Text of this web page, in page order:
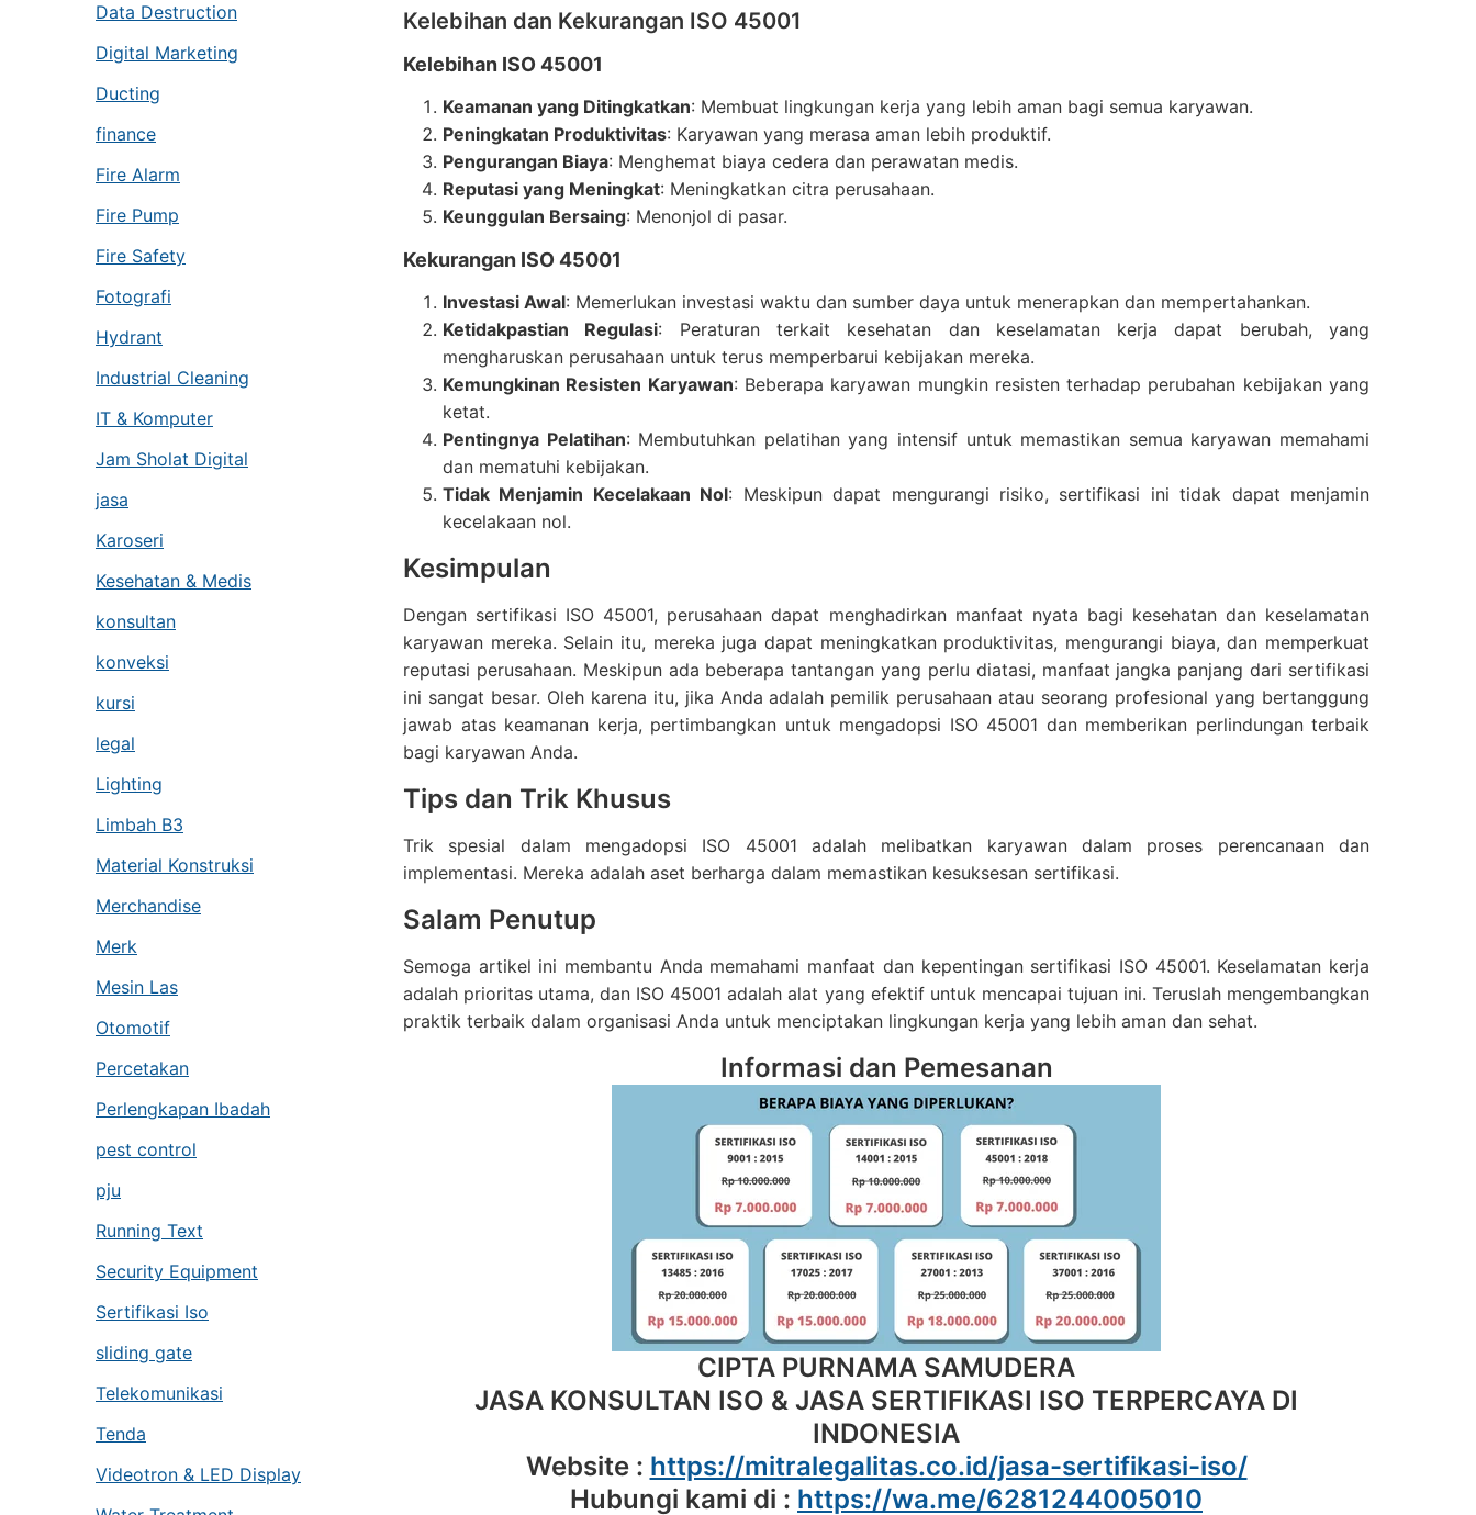
Data Destruction
Digital Marketing
Ducting
finance
Fire Alarm
Fire Pump
Fire Safety
Fotografi
Hydrant
Industrial Cleaning
IT & Komputer
Jam Sholat Digital
jasa
Karoseri
Kesehatan & Medis
konsultan
konveksi
kursi
legal
Lighting
Limbah B3
Material Konstruksi
Merchandise
Merk
Mesin Las
Otomotif
Percetakan
Perlengkapan Ibadah
pest control
pju
Running Text
Security Equipment
Sertifikasi Iso
sliding gate
Telekomunikasi
Tenda
Videotron & LED Display
Kelebihan dan Kekurangan ISO 45001
Kelebihan ISO 45001
Keamanan yang Ditingkatkan: Membuat lingkungan kerja yang lebih aman bagi semua karyawan.
Peningkatan Produktivitas: Karyawan yang merasa aman lebih produktif.
Pengurangan Biaya: Menghemat biaya cedera dan perawatan medis.
Reputasi yang Meningkat: Meningkatkan citra perusahaan.
Keunggulan Bersaing: Menonjol di pasar.
Kekurangan ISO 45001
Investasi Awal: Memerlukan investasi waktu dan sumber daya untuk menerapkan dan mempertahankan.
Ketidakpastian Regulasi: Peraturan terkait kesehatan dan keselamatan kerja dapat berubah, yang
mengharuskan perusahaan untuk terus memperbarui kebijakan mereka.
Kemungkinan Resisten Karyawan: Beberapa karyawan mungkin resisten terhadap perubahan kebijakan yang
ketat.
Pentingnya Pelatihan: Membutuhkan pelatihan yang intensif untuk memastikan semua karyawan memahami
dan mematuhi kebijakan.
Tidak Menjamin Kecelakaan Nol: Meskipun dapat mengurangi risiko, sertifikasi ini tidak dapat menjamin
kecelakaan nol.
Kesimpulan
Dengan sertifikasi ISO 45001, perusahaan dapat menghadirkan manfaat nyata bagi kesehatan dan keselamatan
karyawan mereka. Selain itu, mereka juga dapat meningkatkan produktivitas, mengurangi biaya, dan memperkuat
reputasi perusahaan. Meskipun ada beberapa tantangan yang perlu diatasi, manfaat jangka panjang dari sertifikasi
ini sangat besar. Oleh karena itu, jika Anda adalah pemilik perusahaan atau seorang profesional yang bertanggung
jawab atas keamanan kerja, pertimbangkan untuk mengadopsi ISO 45001 dan memberikan perlindungan terbaik
bagi karyawan Anda.
Tips dan Trik Khusus
Trik spesial dalam mengadopsi ISO 45001 adalah melibatkan karyawan dalam proses perencanaan dan
implementasi. Mereka adalah aset berharga dalam memastikan kesuksesan sertifikasi.
Salam Penutup
Semoga artikel ini membantu Anda memahami manfaat dan kepentingan sertifikasi ISO 45001. Keselamatan kerja
adalah prioritas utama, dan ISO 45001 adalah alat yang efektif untuk mencapai tujuan ini. Teruslah mengembangkan
praktik terbaik dalam organisasi Anda untuk menciptakan lingkungan kerja yang lebih aman dan sehat.
Informasi dan Pemesanan
CIPTA PURNAMA SAMUDERA
JASA KONSULTAN ISO & JASA SERTIFIKASI ISO TERPERCAYA DI
INDONESIA
Website : https://mitralegalitas.co.id/jasa-sertifikasi-iso/
Hubungi kami di : https://wa.me/6281244005010